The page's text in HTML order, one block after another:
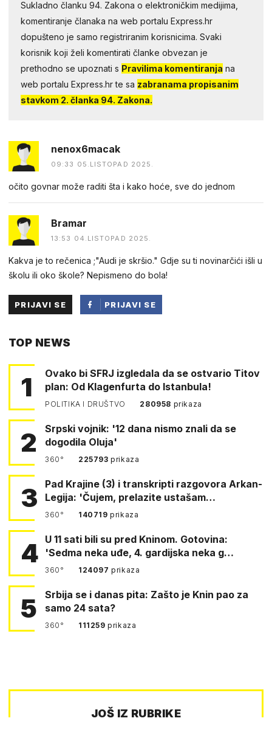
Sukladno članku 94. Zakona o elektroničkim medijima,
komentiranje članaka na web portalu Express.hr
dopušteno je samo registriranim korisnicima. Svaki
korisnik koji želi komentirati članke obvezan je
prethodno se upoznati s Pravilima komentiranja na
web portalu Express.hr te sa zabranama propisanim
stavkom 2. članka 94. Zakona.
nenox6macak
09:33 05.LISTOPAD 2025.
očito govnar može raditi šta i kako hoće, sve do jednom
Bramar
13:53 04.LISTOPAD 2025.
Kakva je to rečenica ;"Audi je skršio." Gdje su ti novinarčići išli u
školu ili oko škole? Nepismeno do bola!
PRIJAVI SE
PRIJAVI SE
TOP NEWS
1
Ovako bi SFRJ izgledala da se ostvario Titov
plan: Od Klagenfurta do Istanbula!
POLITIKA I DRUŠTVO 280958 prikaza
2
Srpski vojnik: '12 dana nismo znali da se
dogodila Oluja'
360° 225793prikaza
3
Pad Krajine (3) i transkripti razgovora Arkan-
Legija: 'Čujem, prelazite ustašam…
360° 140719prikaza
4 U 11 sati bili su pred Kninom. Gotovina:
'Sedma neka uđe, 4. gardijska neka g…
360° 124097prikaza
5
Srbija se i danas pita: Zašto je Knin pao za
samo 24 sata?
360° 111259prikaza
JOŠ IZ RUBRIKE